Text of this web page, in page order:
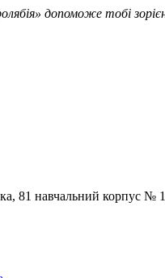
допоможе тобі
81 навчальний корпус №